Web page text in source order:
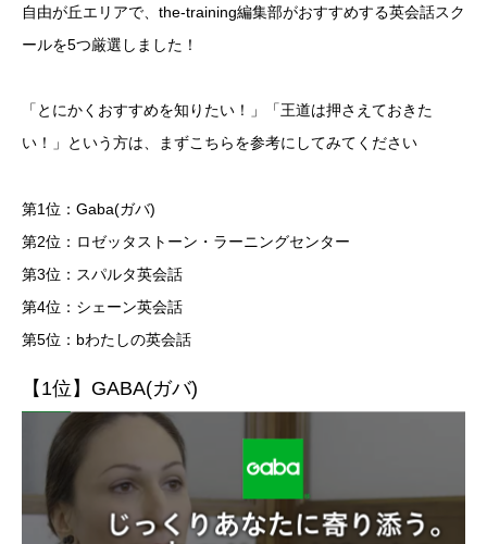
自由が丘エリアで、the-training編集部がおすすめする英会話スク
ールを5つ厳選しました！
「とにかくおすすめを知りたい！」「王道は押さえておきた
い！」という方は、まずこちらを参考にしてみてください
第1位：Gaba(ガバ)
第2位：ロゼッタストーン・ラーニングセンター
第3位：スパルタ英会話
第4位：シェーン英会話
第5位：bわたしの英会話
【1位】GABA(ガバ)